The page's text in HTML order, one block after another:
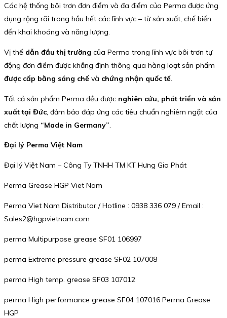
Các hệ thống bôi trơn đơn điểm và đa điểm của Perma được ứng
dụng rộng rãi trong hầu hết các lĩnh vực – từ sản xuất, chế biến
đến khai khoáng và năng lượng.
Vị thế dẫn đầu thị trường của Perma trong lĩnh vực bôi trơn tự
động đơn điểm được khẳng định thông qua hàng loạt sản phẩm
được cấp bằng sáng chế và chứng nhận quốc tế
Tất cả sản phẩm Perma đều được nghiên cứu, phát triển và sản
xuất tại Đức , đảm bảo đáp ứng các tiêu chuẩn nghiêm ngặt của
chất lượng “Made in Germany”
Đại lý Perma Việt Nam
Đại lý Việt Nam – Công Ty TNHH TM KT Hưng Gia Phát
Perma Grease HGP Viet Nam
Perma Viet Nam Distributor / Hotline : 0938 336 079 / Email :
Sales2@hgpvietnam.com
perma Multipurpose grease SF01 106997
perma Extreme pressure grease SF02 107008
perma High temp. grease SF03 107012
perma High performance grease SF04 107016 Perma Grease
HGP